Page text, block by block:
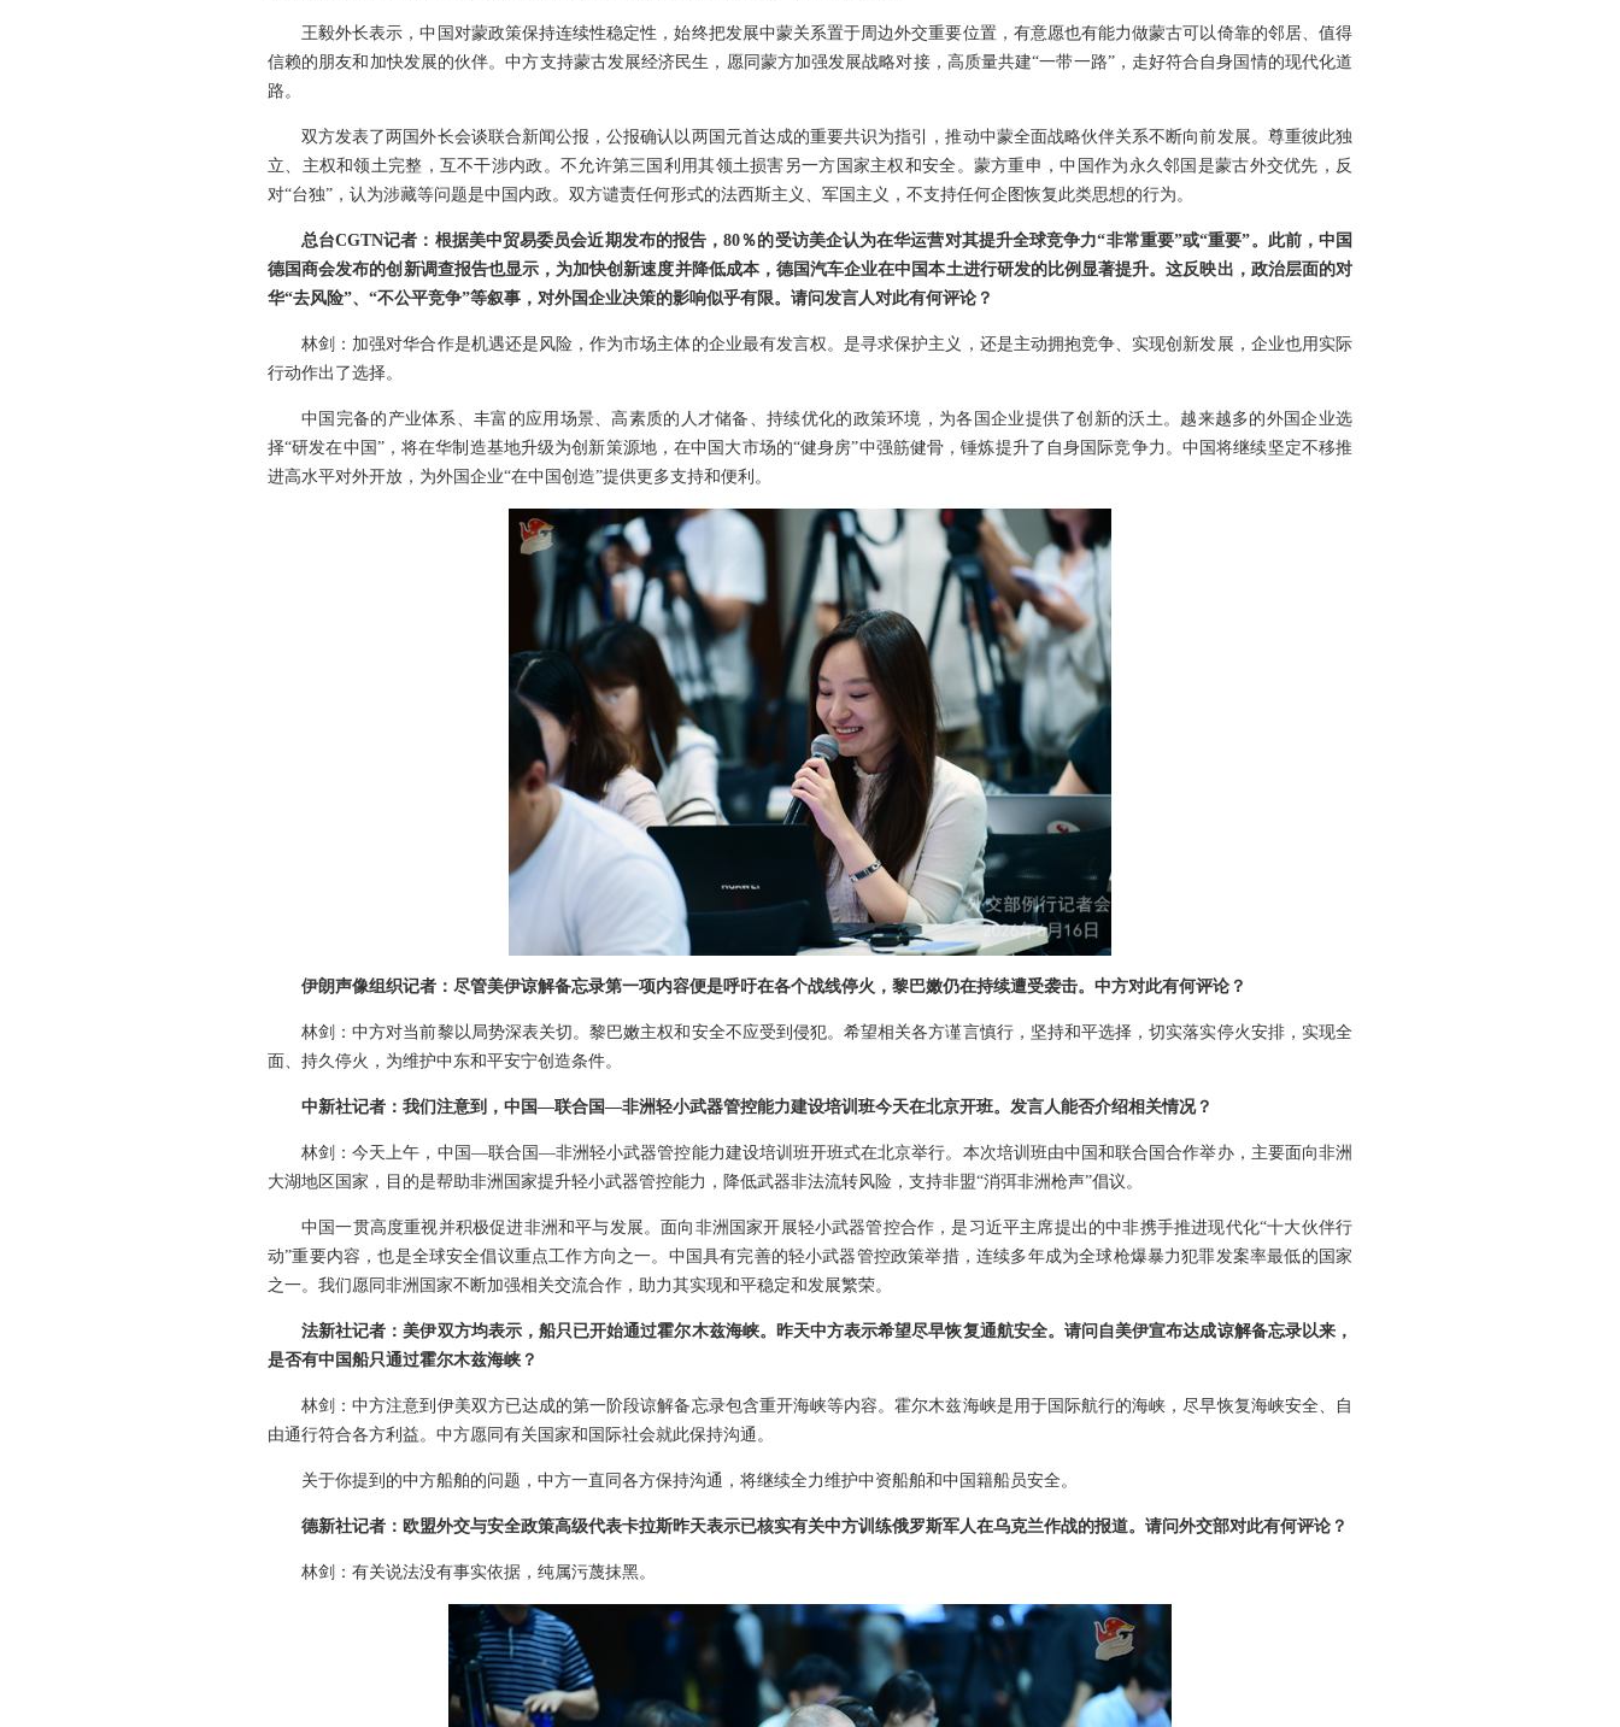
王毅外长表示，中国对蒙政策保持连续性稳定性，始终把发展中蒙关系置于周边外交重要位置，有意愿也有能力做蒙古可以倚靠的邻居、值得
信赖的朋友和加快发展的伙伴。中方支持蒙古发展经济民生，愿同蒙方加强发展战略对接，高质量共建“一带一路”，走好符合自身国情的现代化道
路。
双方发表了两国外长会谈联合新闻公报，公报确认以两国元首达成的重要共识为指引，推动中蒙全面战略伙伴关系不断向前发展。尊重彼此独
立、主权和领土完整，互不干涉内政。不允许第三国利用其领土损害另一方国家主权和安全。蒙方重申，中国作为永久邻国是蒙古外交优先，反
对“台独”，认为涉藏等问题是中国内政。双方谴责任何形式的法西斯主义、军国主义，不支持任何企图恢复此类思想的行为。
总台CGTN记者：根据美中贸易委员会近期发布的报告，80％的受访美企认为在华运营对其提升全球竞争力“非常重要”或“重要”。此前，中国
德国商会发布的创新调查报告也显示，为加快创新速度并降低成本，德国汽车企业在中国本土进行研发的比例显著提升。这反映出，政治层面的对
华“去风险”、“不公平竞争”等叙事，对外国企业决策的影响似乎有限。请问发言人对此有何评论？
林剑：加强对华合作是机遇还是风险，作为市场主体的企业最有发言权。是寻求保护主义，还是主动拥抱竞争、实现创新发展，企业也用实际
行动作出了选择。
中国完备的产业体系、丰富的应用场景、高素质的人才储备、持续优化的政策环境，为各国企业提供了创新的沃土。越来越多的外国企业选
择“研发在中国”，将在华制造基地升级为创新策源地，在中国大市场的“健身房”中强筋健骨，锤炼提升了自身国际竞争力。中国将继续坚定不移推
进高水平对外开放，为外国企业“在中国创造”提供更多支持和便利。
伊朗声像组织记者：尽管美伊谅解备忘录第一项内容便是呼吁在各个战线停火，黎巴嫩仍在持续遭受袭击。中方对此有何评论？
林剑：中方对当前黎以局势深表关切。黎巴嫩主权和安全不应受到侵犯。希望相关各方谨言慎行，坚持和平选择，切实落实停火安排，实现全
面、持久停火，为维护中东和平安宁创造条件。
中新社记者：我们注意到，中国—联合国—非洲轻小武器管控能力建设培训班今天在北京开班。发言人能否介绍相关情况？
林剑：今天上午，中国—联合国—非洲轻小武器管控能力建设培训班开班式在北京举行。本次培训班由中国和联合国合作举办，主要面向非洲
大湖地区国家，目的是帮助非洲国家提升轻小武器管控能力，降低武器非法流转风险，支持非盟“消弭非洲枪声”倡议。
中国一贯高度重视并积极促进非洲和平与发展。面向非洲国家开展轻小武器管控合作，是习近平主席提出的中非携手推进现代化“十大伙伴行
动”重要内容，也是全球安全倡议重点工作方向之一。中国具有完善的轻小武器管控政策举措，连续多年成为全球枪爆暴力犯罪发案率最低的国家
之一。我们愿同非洲国家不断加强相关交流合作，助力其实现和平稳定和发展繁荣。
法新社记者：美伊双方均表示，船只已开始通过霍尔木兹海峡。昨天中方表示希望尽早恢复通航安全。请问自美伊宣布达成谅解备忘录以来，
是否有中国船只通过霍尔木兹海峡？
林剑：中方注意到伊美双方已达成的第一阶段谅解备忘录包含重开海峡等内容。霍尔木兹海峡是用于国际航行的海峡，尽早恢复海峡安全、自
由通行符合各方利益。中方愿同有关国家和国际社会就此保持沟通。
关于你提到的中方船舶的问题，中方一直同各方保持沟通，将继续全力维护中资船舶和中国籍船员安全。
德新社记者：欧盟外交与安全政策高级代表卡拉斯昨天表示已核实有关中方训练俄罗斯军人在乌克兰作战的报道。请问外交部对此有何评论？
林剑：有关说法没有事实依据，纯属污蔑抹黑。